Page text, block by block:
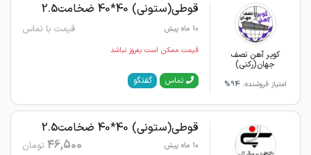
کویر آهن نصف
جهان(رکنی)
امتیاز فروشنده:94%
قوطی(ستونی) 40*40 ضخامت2.5
10 ماه پیش قیمت با تماس
قیمت ممکن است به‌روز نباشد
تماس گفتگو
قوطی(ستونی) 40*40 ضخامت2.5
10 ماه پیش 46,500 تومان